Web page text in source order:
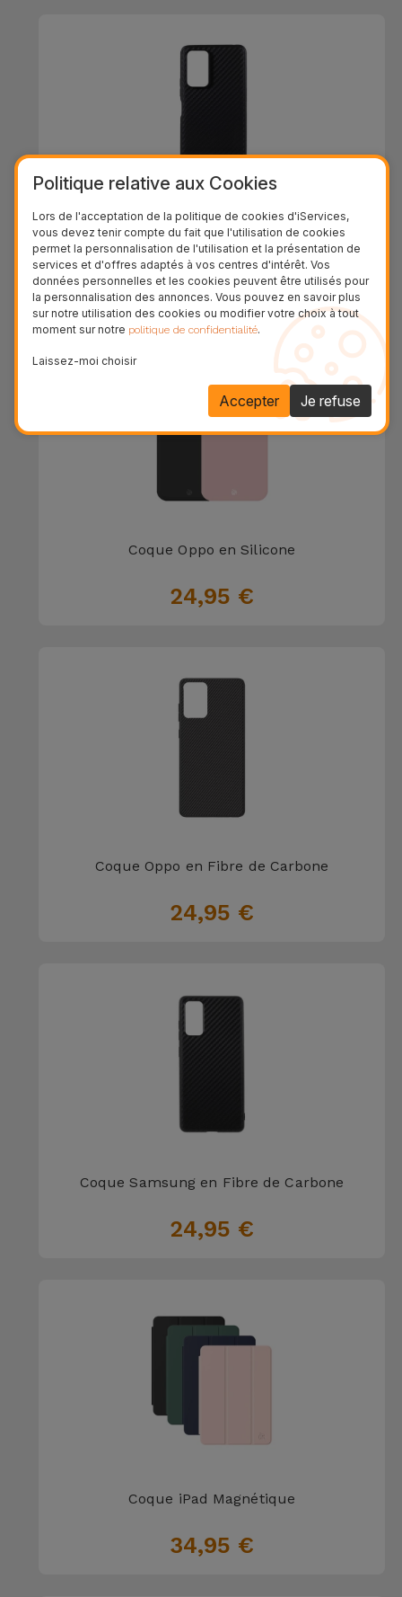
Coque Xiaomi en Carbone
24,95 €
Coque Oppo en Silicone
24,95 €
Coque Oppo en Fibre de Carbone
24,95 €
Coque Samsung en Fibre de Carbone
24,95 €
Coque iPad Magnétique
34,95 €
Politique relative aux Cookies
Lors de l'acceptation de la politique de cookies d'iServices,
vous devez tenir compte du fait que l'utilisation de cookies
permet la personnalisation de l'utilisation et la présentation de
services et d'offres adaptés à vos centres d'intérêt. Vos
données personnelles et les cookies peuvent être utilisés pour
la personnalisation des annonces. Vous pouvez en savoir plus
sur notre utilisation des cookies ou modifier votre choix à tout
moment sur notre politique de confidentialité.
Laissez-moi choisir
Je refuse
Accepter